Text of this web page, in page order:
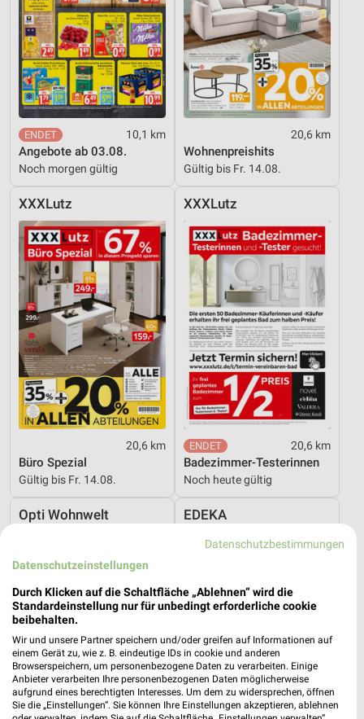
10,1 km
Angebote ab 03.08.
Noch morgen gültig
20,6 km
Wohnenpreishits
Gültig bis Fr. 14.08.
XXXLutz
20,6 km
Büro Spezial
Gültig bis Fr. 14.08.
XXXLutz
20,6 km
Badezimmer-Testerinnen
Noch heute gültig
Opti Wohnwelt EDEKA
Datenschutzbestimmungen
Datenschutzeinstellungen
Durch Klicken auf die Schaltfläche „Ablehnen“ wird die
Standardeinstellung nur für unbedingt erforderliche cookie
beibehalten.
Wir und unsere Partner speichern und/oder greifen auf Informationen auf
einem Gerät zu, wie z. B. eindeutige IDs in cookie und anderen
Browserspeichern, um personenbezogene Daten zu verarbeiten. Einige
Anbieter verarbeiten Ihre personenbezogenen Daten möglicherweise
aufgrund eines berechtigten Interesses. Um dem zu widersprechen, öffnen
Sie die „Einstellungen“. Sie können Ihre Einstellungen akzeptieren, ablehnen